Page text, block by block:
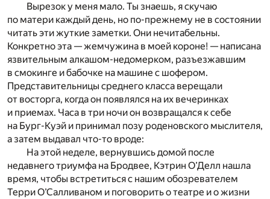
Вырезок у меня мало. Ты знаешь, я скучаю
по матери каждый день, но по-прежнему не в состоянии
читать эти жуткие заметки. Они нечитабельны.
Конкретно эта — жемчужина в моей короне! — написана
язвительным алкашом-недомерком, разъезжавшим
в смокинге и бабочке на машине с шофером.
Представительницы среднего класса верещали
от восторга, когда он появлялся на их вечеринках
и приемах. Часа в три ночи он возвращался к себе
на Бург-Куэй и принимал позу роденовского мыслителя,
а затем выдавал что-то вроде:
На этой неделе, вернувшись домой после
недавнего триумфа на Бродвее, Кэтрин О’Делл нашла
время, чтобы встретиться с нашим обозревателем
Терри О’Салливаном и поговорить о театре и о жизни